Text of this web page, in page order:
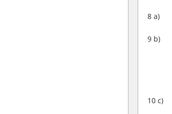
8 a)
9 b)
10 c)